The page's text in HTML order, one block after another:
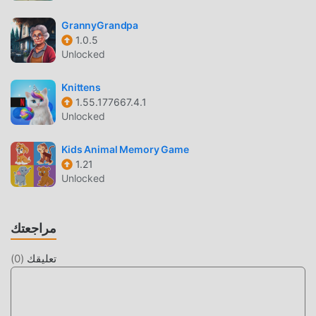
العالم ، ماذا تنتظر ، انضم إلى moddroid و استمتع بلعبة puzzle مع
مثل الألعاب التقليدية puzzle ، تتميز Bring You Home بأسلوب
فني فريد ، كما أن رسوماتها وخرائطها وشخصياتها عالية الجودة
تجعل Bring You Home جذبت الكثير من puzzle معجبين ،
Home 1.0.72 محركًا افتراضيًا محدثًا وأجرى ترقيات جريئة. مع المزيد
من التكنولوجيا المتقدمة ، تم تحسين تجربة الشاشة للعبة بشكل
كبير. مع الاحتفاظ بالنمط الأصلي puzzle ، فإن الحد الأقصى يعزز
يضمن أن جميع عشاق اللعبة puzzle يمكنهم الاستمتاع تمامًا
GrannyGrandpa
1.0.5
Unlocked
Knittens
1.55.177667.4.1
Unlocked
Kids Animal Memory Game
1.21
Unlocked
مراجعتك
تعليقك (
0
)